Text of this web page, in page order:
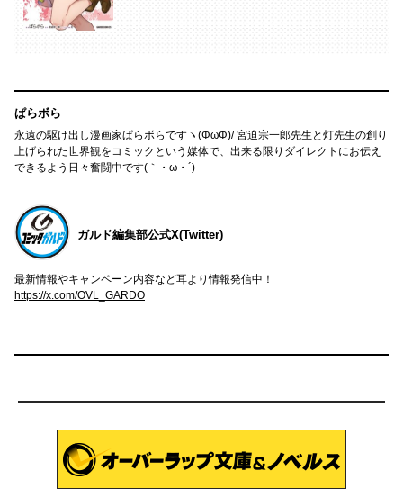
ぱらボら
永遠の駆け出し漫画家ぱらボらですヽ(ΦωΦ)/ 宮迫宗一郎先生と灯先生の創り
上げられた世界観をコミックという媒体で、出来る限りダイレクトにお伝え
できるよう日々奮闘中です(｀・ω・´)
ガルド編集部公式X(Twitter)
最新情報やキャンペーン内容など耳より情報発信中！
https://x.com/OVL_GARDO